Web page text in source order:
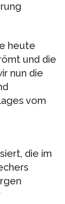
heute
und die
nun die
vom
die im